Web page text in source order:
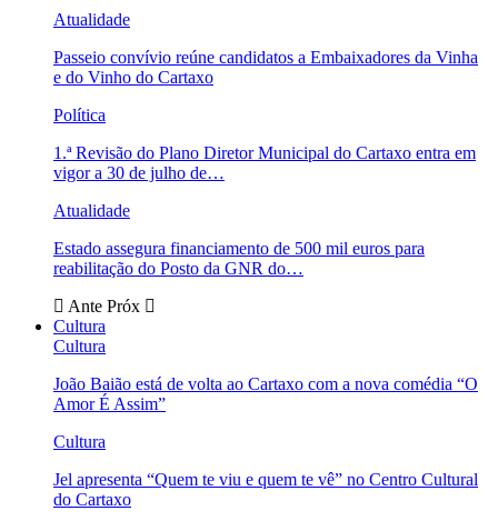
Atualidade
Passeio convívio reúne candidatos a Embaixadores da Vinha
e do Vinho do Cartaxo
Política
1.ª Revisão do Plano Diretor Municipal do Cartaxo entra em
vigor a 30 de julho de…
Atualidade
Estado assegura financiamento de 500 mil euros para
reabilitação do Posto da GNR do…
Ante Próx
Cultura
Cultura
João Baião está de volta ao Cartaxo com a nova comédia “O
Amor É Assim”
Cultura
Jel apresenta “Quem te viu e quem te vê” no Centro Cultural
do Cartaxo